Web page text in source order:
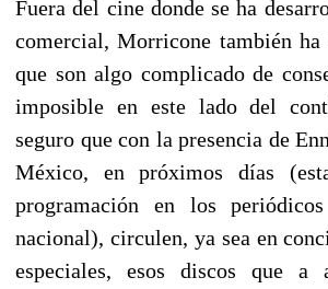
Fuera del cine donde se ha
comercial, Morricone también ha
que son algo complicado de
imposible en este lado del
seguro que con la presencia de
México, en próximos días
programación en los
nacional), circulen, ya sea en
especiales, esos discos que a